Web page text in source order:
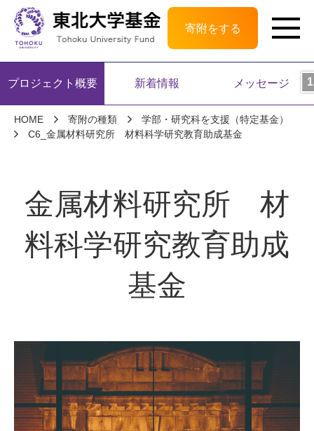
寄附をする
HOME 寄附の種類
学部・研究科を支援（特定基金）
C6_金属材料研究所 材料科学研究教育助成基金
金属材料研究所 材
料科学研究教育助成
基金
プロジェクト概要 新着情報 メッセージ